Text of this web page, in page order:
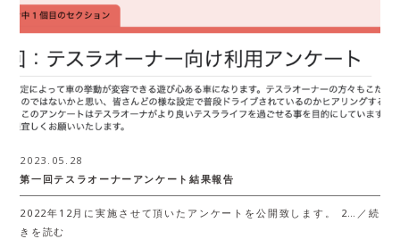
2023.05.28
第一回テスラオーナーアンケート結果報告
2022年12月に実施させて頂いたアンケートを公開致します。 2…／続
きを読む